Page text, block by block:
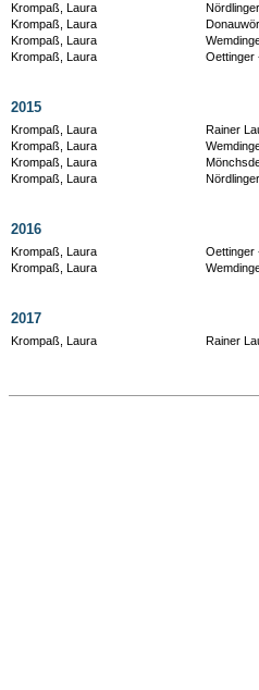
Krompaß, Laura
Krompaß, Laura
Krompaß, Laura
Krompaß, Laura
Oettinger
2015
Krompaß, Laura
Rainer
Krompaß, Laura
Krompaß, Laura
Krompaß, Laura
2016
Krompaß, Laura
Oettinger
Krompaß, Laura
2017
Krompaß, Laura Rainer